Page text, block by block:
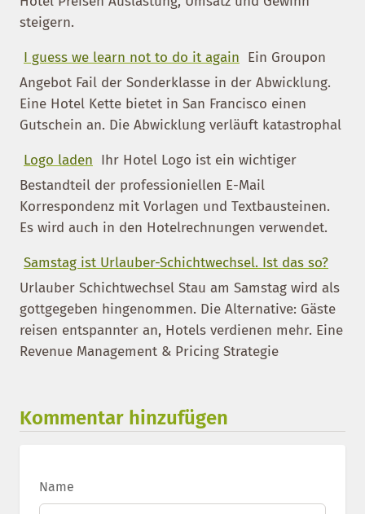
steigern.
I guess we learn not to do it again Ein Groupon
Angebot Fail der Sonderklasse in der Abwicklung.
Eine Hotel Kette bietet in San Francisco einen
Gutschein an. Die Abwicklung verläuft katastrophal
Logo laden Ihr Hotel Logo ist ein wichtiger
Bestandteil der professioniellen E-Mail
Korrespondenz mit Vorlagen und Textbausteinen.
Es wird auch in den Hotelrechnungen verwendet.
Samstag ist Urlauber-Schichtwechsel. Ist das so?
Urlauber Schichtwechsel Stau am Samstag wird als
gottgegeben hingenommen. Die Alternative: Gäste
reisen entspannter an, Hotels verdienen mehr. Eine
Revenue Management & Pricing Strategie
Kommentar hinzufügen
Name